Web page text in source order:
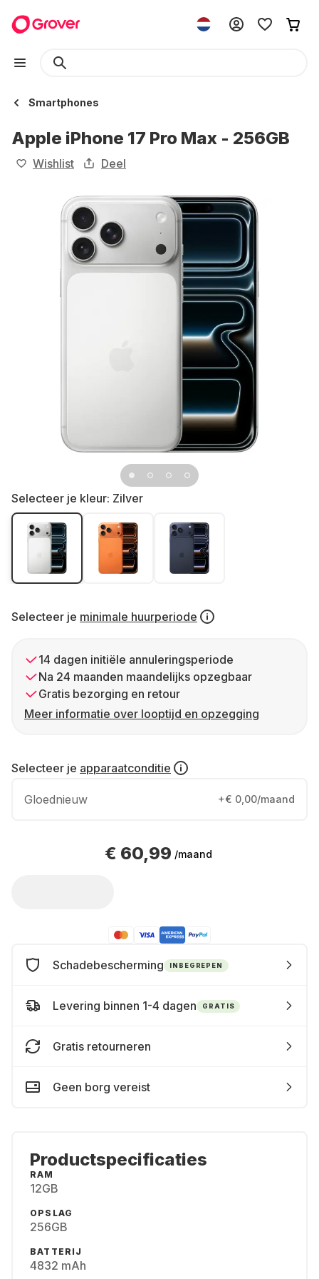
Smartphones
Apple iPhone 17 Pro Max - 256GB
Wishlist Deel
Selecteer je kleur: Zilver
Selecteer je minimale huurperiode
14 dagen initiële annuleringsperiode
Na 24 maanden maandelijks opzegbaar
Gratis bezorging en retour
Meer informatie over looptijd en opzegging
Selecteer je apparaatconditie
Gloednieuw +€ 0,00/maand
€ 60,99 /maand
Schadebescherming INBEGREPEN
Levering binnen 1-4 dagen GRATIS
Gratis retourneren
Geen borg vereist
Productspecificaties
RAM
12GB
OPSLAG
256GB
BATTERIJ
4832 mAh